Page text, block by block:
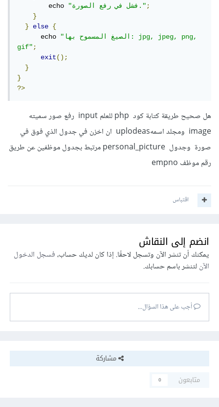
        echo
"فشل في رفع الصورة.";
}
}
else
{
      echo
"الصيغ المسموح بها: jpg, jpeg, png,
gif";
exit();
}
}
?>
هل صحيح طريقة كتابة كود php للعلم input رفع صور سميته
image ومجلد اسمهuplodeas ان اخزن في جدول الذي فوق في
صورة وجدول personal_picture مرتبط بجدول موظفين عن طريق
رقم موظف empno
اقتباس
انضم إلى النقاش
يمكنك أن تنشر الآن وتسجل لاحقًا. إذا كان لديك حساب،فسجل الدخول
الآنلتنشر باسم حسابك.
أجب على هذا السؤال...
مشاركة
متابعون
0